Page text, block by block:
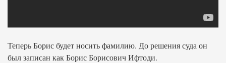
Теперь Борис будет носить фамилию. До решения суда он
был записан как Борис Борисович Ифтоди.